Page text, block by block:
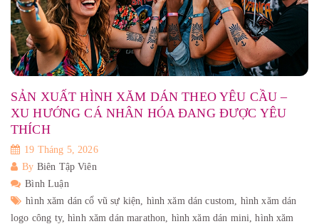
SẢN XUẤT HÌNH XĂM DÁN THEO YÊU CẦU –
XU HƯỚNG CÁ NHÂN HÓA ĐANG ĐƯỢC YÊU
THÍCH
19 Tháng 5, 2026
By Biên Tập Viên
Bình Luận
hình xăm dán cổ vũ sự kiện, hình xăm dán custom, hình xăm dán
logo công ty,hình xăm dán marathon, hình xăm dán mini,hình xăm